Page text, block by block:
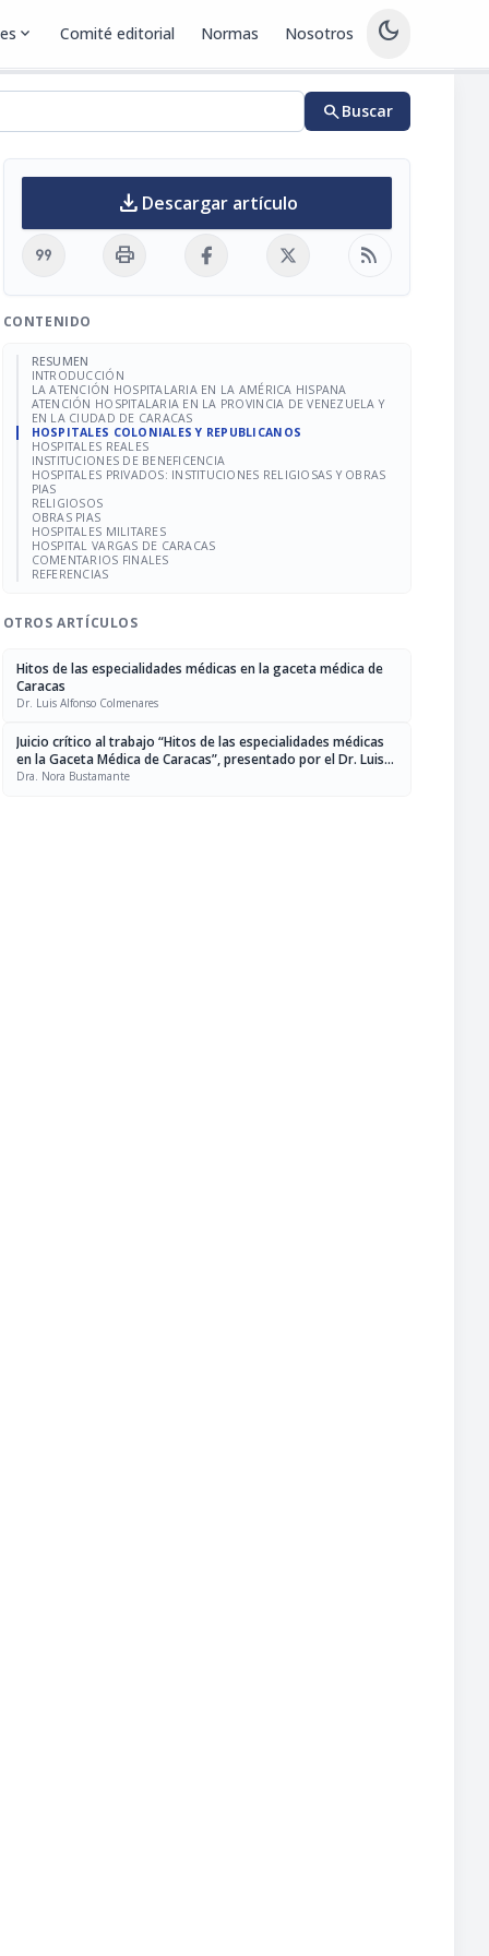
expand_more Comité editorial Normas Nosotros dark_mode
searchBuscar
download Descargar artículo
format_quote print rss_feed
CONTENIDO
RESUMEN
INTRODUCCIÓN
LA ATENCIÓN HOSPITALARIA EN LA AMÉRICA HISPANA
ATENCIÓN HOSPITALARIA EN LA PROVINCIA DE VENEZUELA Y
EN LA CIUDAD DE CARACAS
HOSPITALES COLONIALES Y REPUBLICANOS
HOSPITALES REALES
INSTITUCIONES DE BENEFICENCIA
HOSPITALES PRIVADOS: INSTITUCIONES RELIGIOSAS Y OBRAS
PIAS
RELIGIOSOS
OBRAS PIAS
HOSPITALES MILITARES
HOSPITAL VARGAS DE CARACAS
COMENTARIOS FINALES
REFERENCIAS
OTROS ARTÍCULOS
Hitos de las especialidades médicas en la gaceta médica de
Caracas
Dr. Luis Alfonso Colmenares
Juicio crítico al trabajo “Hitos de las especialidades médicas
en la Gaceta Médica de Caracas”, presentado por el Dr. Luis
Alfonso Colmenares como Trabajo de Incorporación como
Dra. Nora Bustamante